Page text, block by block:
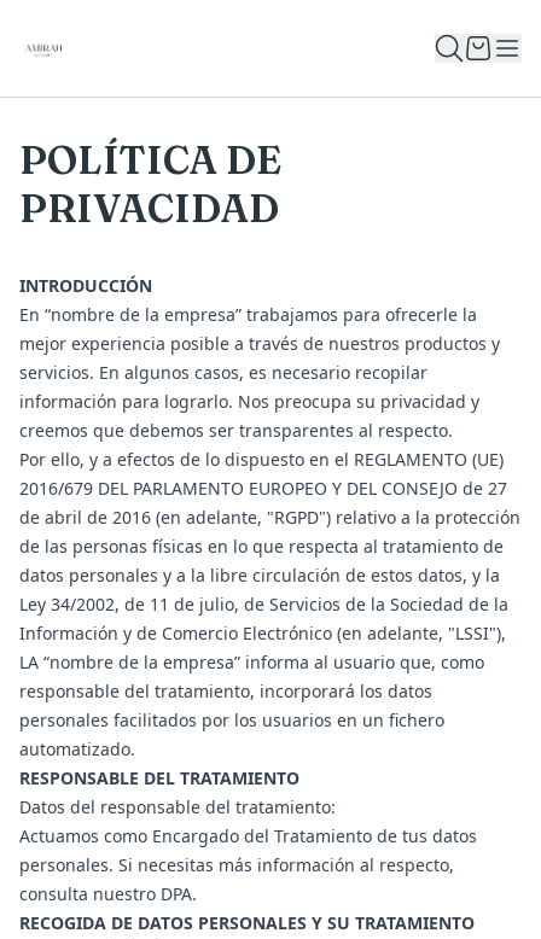
POLÍTICA DE
PRIVACIDAD
INTRODUCCIÓN
En “nombre de la empresa” trabajamos para ofrecerle la
mejor experiencia posible a través de nuestros productos y
servicios. En algunos casos, es necesario recopilar
información para lograrlo. Nos preocupa su privacidad y
creemos que debemos ser transparentes al respecto.
Por ello, y a efectos de lo dispuesto en el REGLAMENTO (UE)
2016/679 DEL PARLAMENTO EUROPEO Y DEL CONSEJO de 27
de abril de 2016 (en adelante, "RGPD") relativo a la protección
de las personas físicas en lo que respecta al tratamiento de
datos personales y a la libre circulación de estos datos, y la
Ley 34/2002, de 11 de julio, de Servicios de la Sociedad de la
Información y de Comercio Electrónico (en adelante, "LSSI"),
LA “nombre de la empresa” informa al usuario que, como
responsable del tratamiento, incorporará los datos
personales facilitados por los usuarios en un fichero
automatizado.
RESPONSABLE DEL TRATAMIENTO
Datos del responsable del tratamiento:
Actuamos como Encargado del Tratamiento de tus datos
personales. Si necesitas más información al respecto,
consulta nuestro DPA.
RECOGIDA DE DATOS PERSONALES Y SU TRATAMIENTO